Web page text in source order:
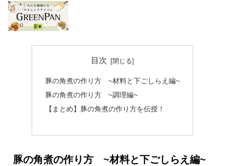
目次
豚の角煮の作り方 ~材料と下ごしらえ編~
豚の角煮の作り方 ~調理編~
【まとめ】豚の角煮の作り方を伝授！
豚の角煮の作り方 ~材料と下ごしらえ編~